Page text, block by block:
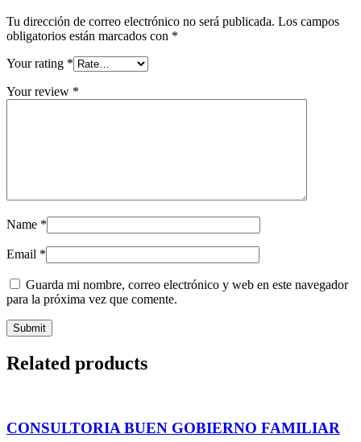
Tu dirección de correo electrónico no será publicada. Los campos
obligatorios están marcados con *
Your rating *
Your review *
Name *
Email *
Guarda mi nombre, correo electrónico y web en este navegador
para la próxima vez que comente.
Related products
CONSULTORIA BUEN GOBIERNO FAMILIAR